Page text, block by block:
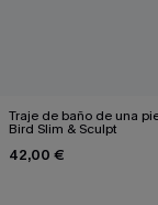
Traje de baño de una
Bird Slim & Sculpt
42,00 €